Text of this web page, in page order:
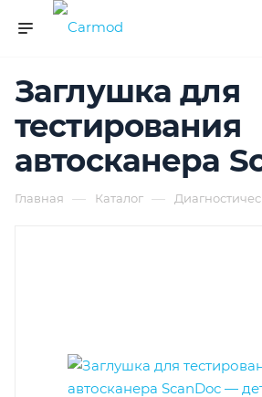
Заглушка для
тестирования
автосканера
Главная — Каталог —